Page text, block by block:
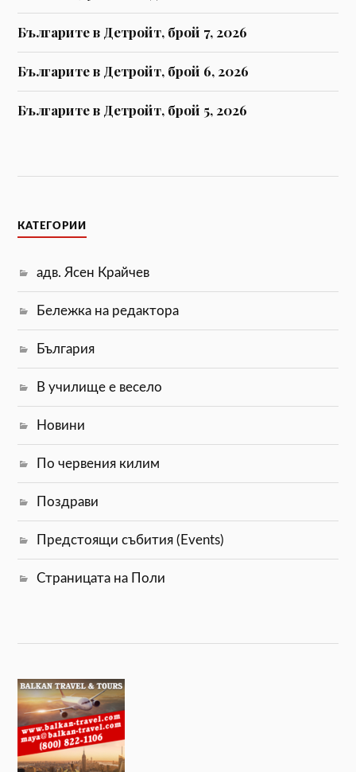
Българите в Детройт, брой 7, 2026
Българите в Детройт, брой 6, 2026
Българите в Детройт, брой 5, 2026
КАТЕГОРИИ
адв. Ясен Крайчев
Бележка на редактора
България
В училище е весело
Новини
По червения килим
Поздрави
Предстоящи събития (Events)
Страницата на Поли